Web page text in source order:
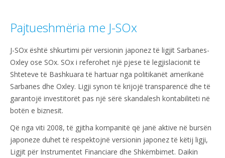
Pajtueshmëria me J-SOx
J-SOx është shkurtimi për versionin japonez të ligjit Sarbanes-
Oxley ose SOx. SOx i referohet një pjese të legjislacionit të
Shteteve të Bashkuara të hartuar nga politikanët amerikanë
Sarbanes dhe Oxley. Ligji synon të krijojë transparencë dhe të
garantojë investitorët pas një sërë skandalesh kontabiliteti në
botën e biznesit.
Që nga viti 2008, të gjitha kompanitë që janë aktive në bursën
japoneze duhet të respektojnë versionin japonez të këtij ligji,
Ligjit për Instrumentet Financiare dhe Shkëmbimet. Daikin